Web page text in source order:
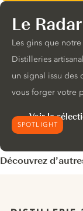
SPOTLIGHT
Le
Les gins que
Distilleries
un signal issu des
vous forger votre
Voir la
Découvrez